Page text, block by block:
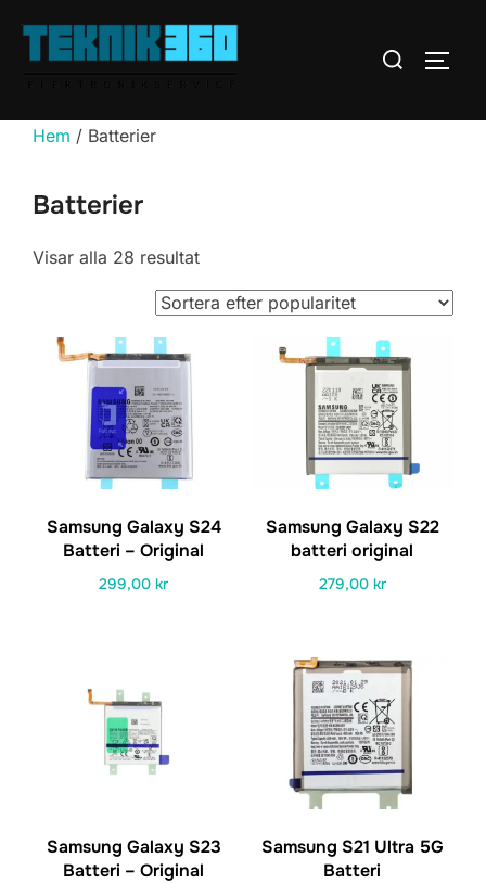
Sök
Hem / Batterier
Batterier
Visar alla 28 resultatSortera
efter
popularitet
Samsung Galaxy S24
Batteri – Original
299,00kr
Samsung Galaxy S22
batteri original
279,00 kr
Samsung Galaxy S23
Batteri – Original
Samsung S21 Ultra 5G
Batteri